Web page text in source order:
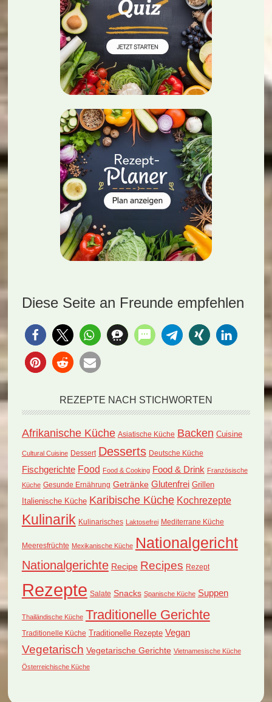
Diese Seite an Freunde empfehlen
REZEPTE NACH STICHWORTEN
Afrikanische Küche Asiatische Küche Backen Cuisine
Cultural Cuisine Dessert Desserts Deutsche Küche
Fischgerichte Food Food & Cooking Food & Drink Französische
Küche Gesunde Ernährung Getränke Glutenfrei Grillen
Italienische Küche Karibische Küche Kochrezepte
Kulinarik Kulinarisches Laktosefrei Mediterrane Küche
Meeresfrüchte Mexikanische Küche Nationalgericht
Nationalgerichte Recipe Recipes Rezept
Rezepte Salate Snacks Spanische Küche Suppen
Thailändische Küche Traditionelle Gerichte
Traditionelle Küche Traditionelle Rezepte Vegan
Vegetarisch Vegetarische Gerichte Vietnamesische Küche
Österreichische Küche